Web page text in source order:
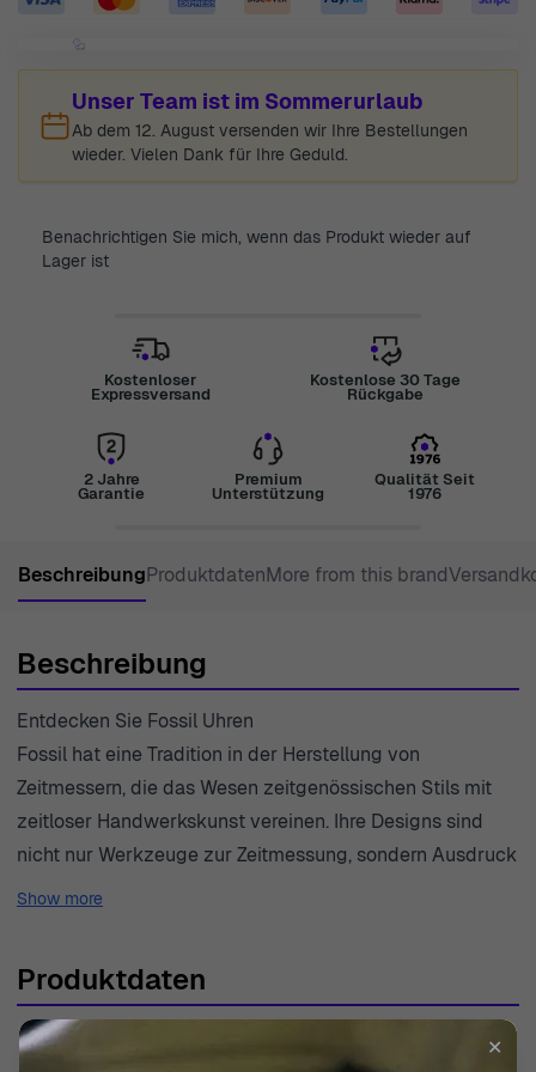
Unser Team ist im Sommerurlaub
Ab dem 12. August versenden wir Ihre Bestellungen
wieder. Vielen Dank für Ihre Geduld.
Benachrichtigen Sie mich, wenn das Produkt wieder auf
Lager ist
Kostenloser
Expressversand
Kostenlose 30 Tage
Rückgabe
2 Jahre
Garantie
Premium
Unterstützung
Qualität Seit
1976
BeschreibungProduktdatenMore from this brand
Beschreibung
Entdecken Sie Fossil Uhren
Fossil hat eine Tradition in der Herstellung von
Zeitmessern, die das Wesen zeitgenössischen Stils mit
zeitloser Handwerkskunst vereinen. Ihre Designs sind
nicht nur Werkzeuge zur Zeitmessung, sondern Ausdruck
von Individualität und Abenteuer. Jede Uhr ist ein
kombiniert, um Stücke zu schaffen, die unabhängig von
Trends hervorstechen. Die Marke umarmt die Vielfalt in
der Uhrenmacherei und bietet für jede Persönlichkeit
Show more
Produktdaten
SKU ✕